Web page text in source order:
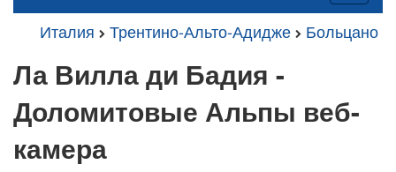
Италия Трентино-Альто-Адидже Больцано
Ла Вилла ди Бадия -
Доломитовые Альпы веб-
камера